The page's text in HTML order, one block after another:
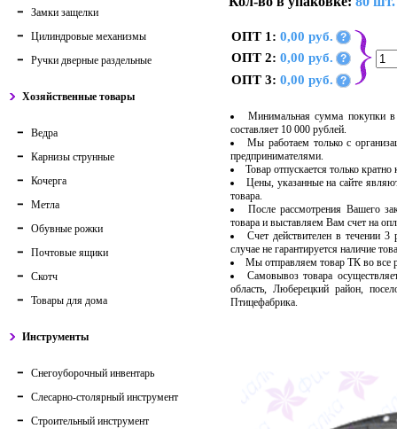
Замки защелки
Цилиндровые механизмы
Ручки дверные раздельные
Хозяйственные товары
Ведра
Карнизы струнные
Кочерга
Метла
Обувные рожки
Почтовые ящики
Скотч
Товары для дома
Инструменты
Снегоуборочный инвентарь
Слесарно-столярный инструмент
Строительный инструмент
ОПТ 1: 0,00 руб. ?
ОПТ 2: 0,00 руб. ?
ОПТ 3: 0,00 руб. ?
Минимальная сумма покупки в
составляет 10 000 рублей.
Мы работаем только с
предпринимателями.
Товар отпускается только
Цены, указанные на сайте
товара.
После рассмотрения Вашего
товара и выставляем Вам счет на
Счет действителен в течении
случае не гарантируется наличие
Мы отправляем товар ТК во
Самовывоз товара
область, Люберецкий район,
Птицефабрика.